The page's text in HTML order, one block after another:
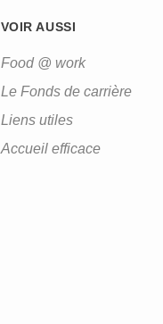
VOIR AUSSI
Food @ work
Le Fonds de carrière
Liens utiles
Accueil efficace